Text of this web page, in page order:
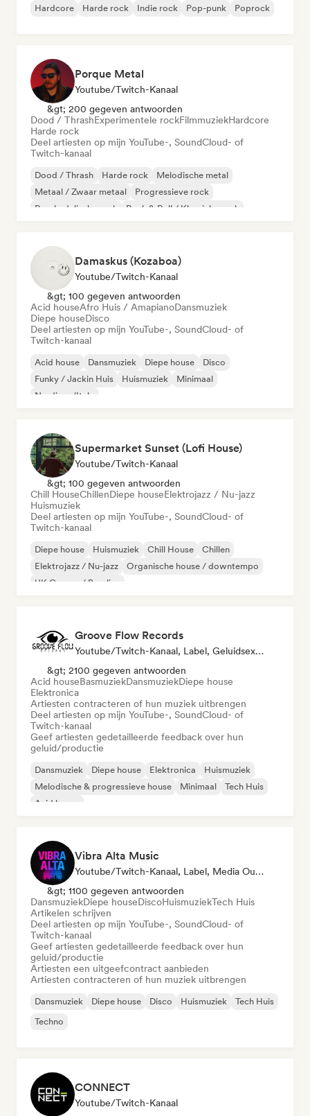
Hardcore Harde rock Indie rock Pop-punk Poprock
Porque Metal
Youtube/Twitch-Kanaal
&gt; 200 gegeven antwoorden
Dood / ThrashExperimentele rockFilmmuziekHardcore
Harde rock
Deel artiesten op mijn YouTube-, SoundCloud- of
Twitch-kanaal
Dood / Thrash Harde rock
Melodische metal
Metaal / Zwaar metaal
Progressieve rock
Psychedelische rock
Rock & Roll / Klassieke rock
Damaskus (Kozaboa)
Youtube/Twitch-Kanaal
&gt; 100 gegeven antwoorden
Acid houseAfro Huis / AmapianoDansmuziek
Diepe houseDisco
Deel artiesten op mijn YouTube-, SoundCloud- of
Twitch-kanaal
Acid house Dansmuziek Diepe house
Disco
Funky / Jackin Huis
Huismuziek
Minimaal
Nu-disco/Italo
Supermarket Sunset (Lofi House)
Youtube/Twitch-Kanaal
&gt; 100 gegeven antwoorden
Chill HouseChillenDiepe houseElektrojazz / Nu-jazz
Huismuziek
Deel artiesten op mijn YouTube-, SoundCloud- of
Twitch-kanaal
Diepe house Huismuziek Chill House
Chillen
Elektrojazz / Nu-jazz
Organische house / downtempo
UK Garage / Bassline
Groove Flow Records
Youtube/Twitch-Kanaal, Label, Geluidsexpert
&gt; 2100 gegeven antwoorden
Acid houseBasmuziekDansmuziekDiepe house
Elektronica
Artiesten contracteren of hun muziek uitbrengen
Deel artiesten op mijn YouTube-, SoundCloud- of
Twitch-kanaal
Geef artiesten gedetailleerde feedback over hun
geluid/productie
Dansmuziek Diepe house Elektronica
Huismuziek
Melodische & progressieve house
Minimaal
Tech Huis
Acid house
Vibra Alta Music
Youtube/Twitch-Kanaal, Label, Media Outlet/Journalist, Uitgever, Geluidsexpert
&gt; 1100 gegeven antwoorden
DansmuziekDiepe houseDiscoHuismuziekTech Huis
Artikelen schrijven
Deel artiesten op mijn YouTube-, SoundCloud- of
Twitch-kanaal
Geef artiesten gedetailleerde feedback over hun
geluid/productie
Artiesten een uitgeefcontract aanbieden
Artiesten contracteren of hun muziek uitbrengen
Dansmuziek Diepe house Disco Huismuziek
Tech Huis
Techno
CONNECT
Youtube/Twitch-Kanaal